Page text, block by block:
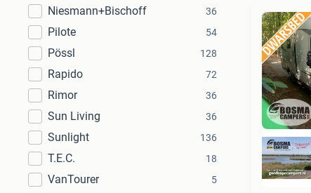
Niesmann+Bischoff 36
Pilote 54
Pössl 128
Rapido 72
Rimor 36
Sun Living 36
Sunlight 136
T.E.C. 18
VanTourer 5